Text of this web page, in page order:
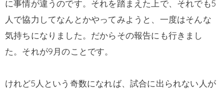
に事情が違うのです。それを踏まえた上で、それでも5
人で協力してなんとかやってみようと、一度はそんな
気持ちになりました。だからその報告にも行きまし
た。それが9月のことです。
けれど5人という奇数になれば、試合に出られない人が